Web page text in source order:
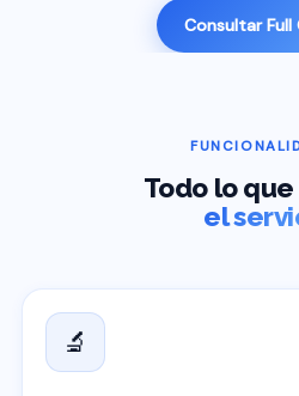
Consultar Full
Todo lo
el
🔬